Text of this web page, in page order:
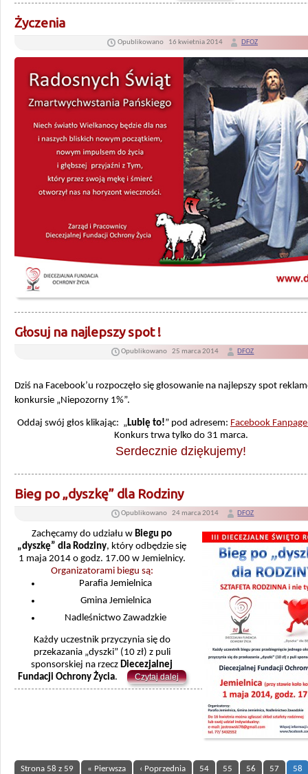
Życzenia
Opublikowano 16 kwietnia 2014 DFOZ
Głosuj na najlepszy spot !
Opublikowano 25 marca 2014 DFOZ
Dziś na Facebook’u rozpoczęło się głosowanie na najlepszy spot
konkursie „Niepozorny 1%”.
Oddaj swój głos klikając: „Lubię to!” pod adresem: Facebook
Konkurs trwa tylko do 31 marca.
Serdecznie dziękujemy!
Bieg po „dyszkę” dla Rodziny
Opublikowano 24 marca 2014 DFOZ
Zachęcamy do udziału w Biegu po
„dyszkę” dla Rodziny, który odbędzie się
1 maja 2014 o godz. 17.00 w Jemielnicy.
Organizatorami biegu są:
Parafia Jemielnica
Gmina Jemielnica
Nadleśnictwo Zawadzkie
Każdy uczestnik przyczynia się do
przekazania „dyszki” (10 zł) z puli
sponsorskiej na rzecz Diecezjalnej
Fundacji Ochrony Życia. Czytaj dalej
Strona 58 z 59 « Pierwsza ‹ Poprzednia 54 55 56 57 58